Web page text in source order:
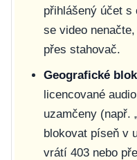
přihlášený účet s
se video
přes stahovač.
Geografické
licencované
uzamčeny (např.
blokovat píseň v
vrátí 403 nebo